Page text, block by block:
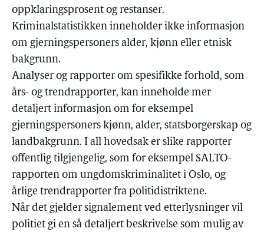
oppklaringsprosent og restanser.
Kriminalstatistikken inneholder ikke informasjon
om gjerningspersoners alder, kjønn eller etnisk
bakgrunn.
Analyser og rapporter om spesifikke forhold, som
års- og trendrapporter, kan inneholde mer
detaljert informasjon om for eksempel
gjerningspersoners kjønn, alder, statsborgerskap og
landbakgrunn. I all hovedsak er slike rapporter
offentlig tilgjengelig, som for eksempel SALTO-
rapporten om ungdomskriminalitet i Oslo, og
årlige trendrapporter fra politidistriktene.
Når det gjelder signalement ved etterlysninger vil
politiet gi en så detaljert beskrivelse som mulig av